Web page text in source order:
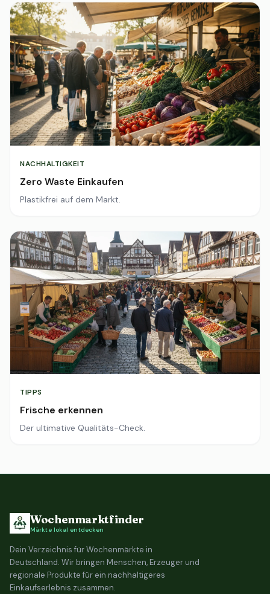
NACHHALTIGKEIT
Zero Waste Einkaufen
Plastikfrei auf dem Markt.
TIPPS
Frische erkennen
Der ultimative Qualitäts-Check.
Wochenmarktfinder
Märkte lokal entdecken
Dein Verzeichnis für Wochenmärkte in
Deutschland. Wir bringen Menschen, Erzeuger und
regionale Produkte für ein nachhaltigeres
Einkaufserlebnis zusammen.